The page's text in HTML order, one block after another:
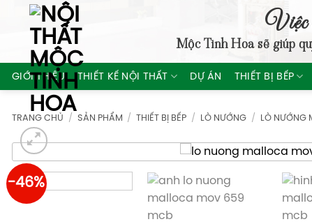
content
Việc
Mộc Tinh Hoasẽ giúp
GIỚI THIỆU THIẾT KẾ NỘI THẤT DỰ ÁN THIẾT BỊ BẾP
TRANG CHỦ / SẢN PHẨM / THIẾT BỊ BẾP / LÒ NƯỚNG / LÒ NƯỚNG
-46%